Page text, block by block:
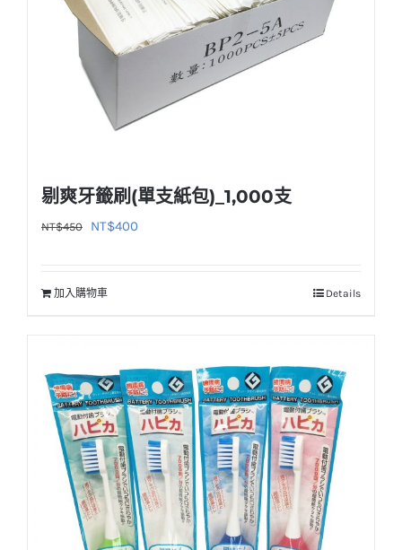
剔爽牙籤刷(單支紙包)_1,000支
NT$450
原
格：
NT$400
加入購物車 Details